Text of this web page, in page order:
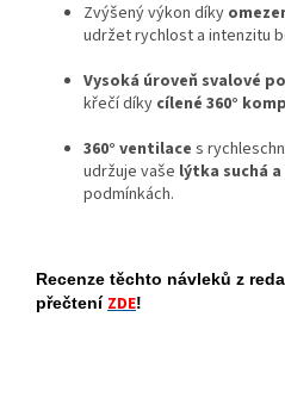
Zvýšený výkon díky
udržet rychlost a intenzitu
Vysoká úroveň svalové
křečí díky cílené 360°
360° ventilace s
udržuje vaše lýtka suchá
podmínkách.
Recenze těchto návleků z
přečteníZDE!